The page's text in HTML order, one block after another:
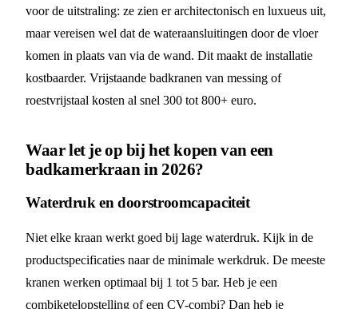
voor de uitstraling: ze zien er architectonisch en luxueus uit,
maar vereisen wel dat de wateraansluitingen door de vloer
komen in plaats van via de wand. Dit maakt de installatie
kostbaarder. Vrijstaande badkranen van messing of
roestvrijstaal kosten al snel 300 tot 800+ euro.
Waar let je op bij het kopen van een
badkamerkraan in 2026?
Waterdruk en doorstroomcapaciteit
Niet elke kraan werkt goed bij lage waterdruk. Kijk in de
productspecificaties naar de minimale werkdruk. De meeste
kranen werken optimaal bij 1 tot 5 bar. Heb je een
combiketelopstelling of een CV-combi? Dan heb je